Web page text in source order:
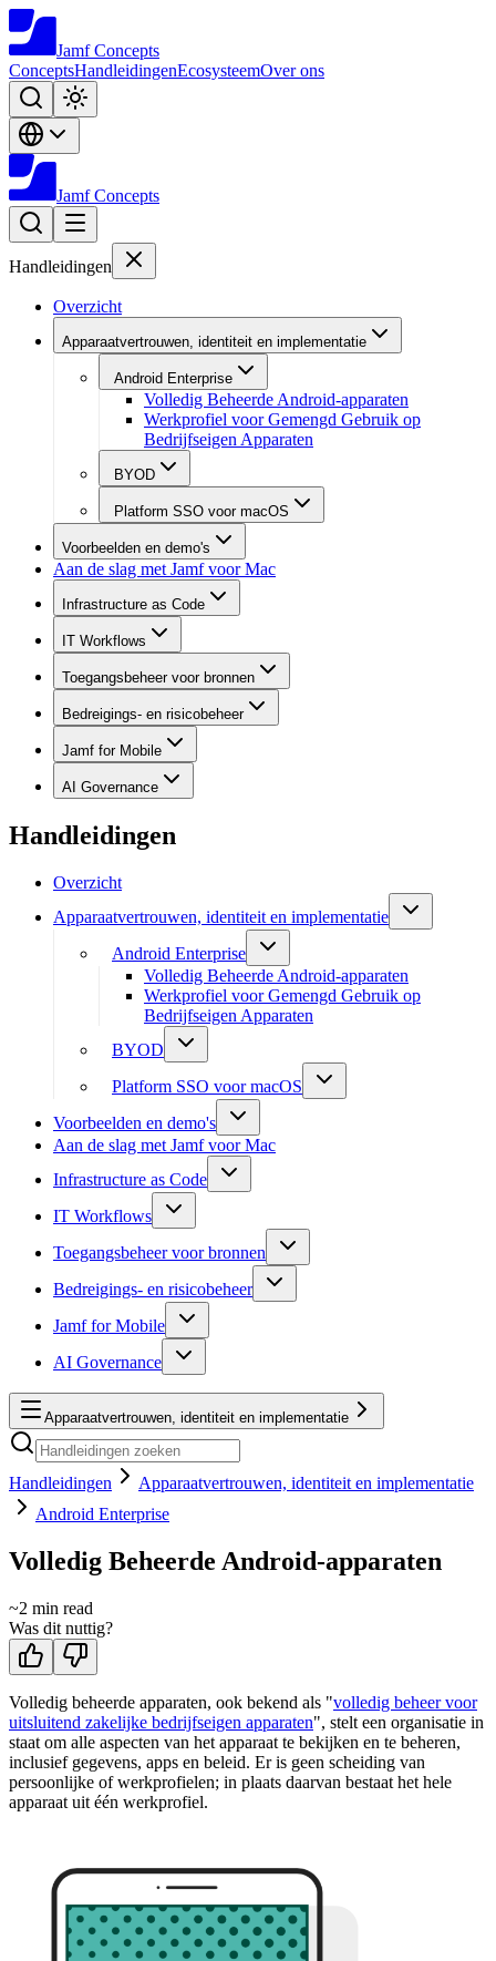
Jamf Concepts
ConceptsHandleidingenEcosysteemOver ons
Jamf Concepts
Handleidingen
Overzicht
Apparaatvertrouwen, identiteit en implementatie
Android Enterprise
Volledig Beheerde Android-apparaten
Werkprofiel voor Gemengd Gebruik op
Bedrijfseigen Apparaten
BYOD
Platform SSO voor macOS
Voorbeelden en demo's
Aan de slag met Jamf voor Mac
Infrastructure as Code
IT Workflows
Toegangsbeheer voor bronnen
Bedreigings- en risicobeheer
Jamf for Mobile
AI Governance
Handleidingen
Overzicht
Apparaatvertrouwen, identiteit en implementatie
Android Enterprise
Volledig Beheerde Android-apparaten
Werkprofiel voor Gemengd Gebruik op
Bedrijfseigen Apparaten
BYOD
Platform SSO voor macOS
Voorbeelden en demo's
Aan de slag met Jamf voor Mac
Infrastructure as Code
IT Workflows
Toegangsbeheer voor bronnen
Bedreigings- en risicobeheer
Jamf for Mobile
AI Governance
Apparaatvertrouwen, identiteit en implementatie
Handleidingen
Apparaatvertrouwen, identiteit en implementatie
Android Enterprise
Volledig Beheerde Android-apparaten
~2 min read
Was dit nuttig?
Volledig beheerde apparaten, ook bekend als "volledig beheer voor
uitsluitend zakelijke bedrijfseigen apparaten", stelt een organisatie in
staat om alle aspecten van het apparaat te bekijken en te beheren,
inclusief gegevens, apps en beleid. Er is geen scheiding van
persoonlijke of werkprofielen; in plaats daarvan bestaat het hele
apparaat uit één werkprofiel.